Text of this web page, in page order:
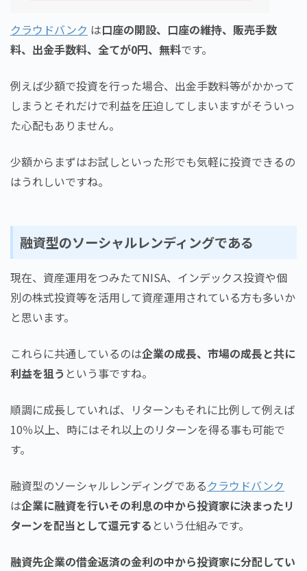
クラウドバンク は口座の開設、口座の維持、販売手数
料、出金手数料、全てが0円、無料です。
例えば少額で投資を行った場合、出金手数料等がかかって
しまうとそれだけで利益を圧迫してしまいますがそういっ
た心配もありません。
少額からまずはお試しといった形でも気軽に投資できるの
はうれしいですね。
融資型のソーシャルレンディングである
現在、資産運用をつみたてNISA、インデックス投資や個
別の株式投資等を活用して資産運用されている方も多いか
と思います。
これらに共通しているのは企業の成長、市場の成長と共に
利益を狙う という事ですね。
順調に成長していれば、リターンもそれに比例して例えば
10％以上、時にはそれ以上のリターンを得る事も可能で
す。
融資型のソーシャルレンディングであるクラウドバンク
は企業に融資を行いその利息の中から投資家に決まったリ
ターンを配当として還元する という仕組みです。
融資先企業の借金返済の金利の中から投資家に分配してい